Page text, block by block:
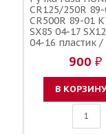
CR125/250R 89-
CR500R 89-01
SX85 04-17
04-16 пластик /
680 53140-KZ4-
53140-KSR-710
KZ4-J31
900 ₽
В КОРЗИНУ